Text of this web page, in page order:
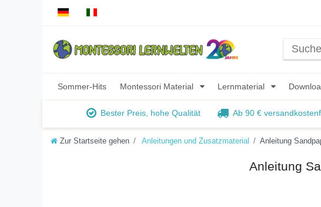
Sommer-Hits Montessori Material Lernmaterial
Bester Preis, hohe Qualität Ab 90 €
Zur Startseite gehen Anleitungen und Zusatzmaterial Anleitung
Anleitung